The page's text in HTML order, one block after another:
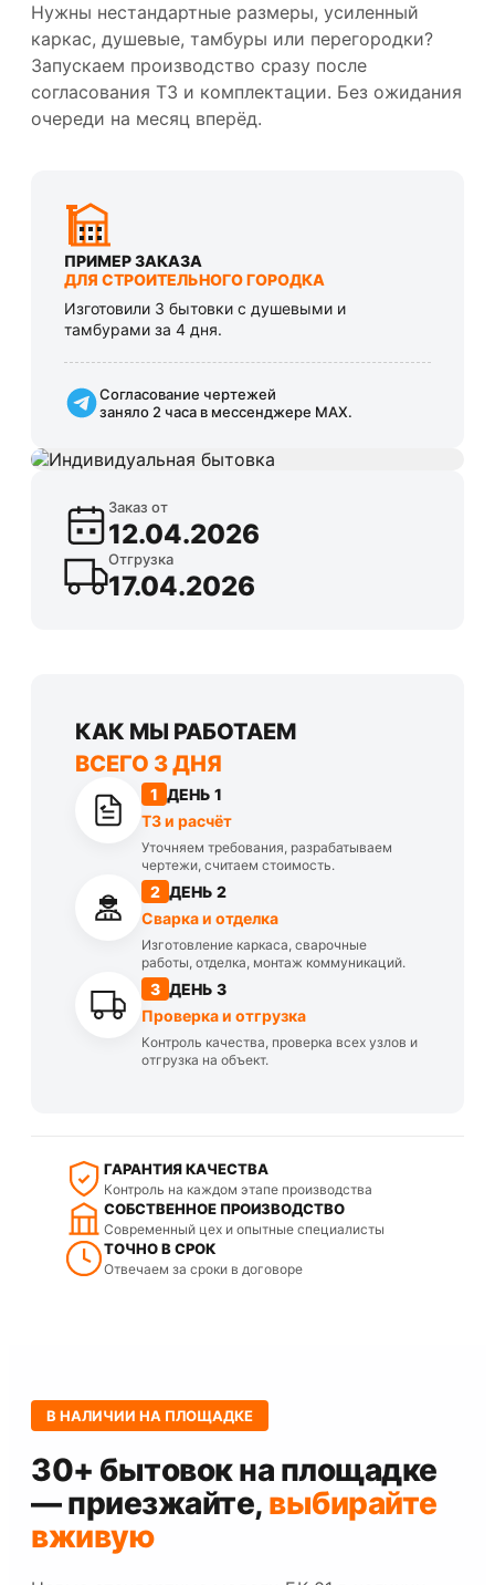
Нужны нестандартные размеры, усиленный
каркас, душевые, тамбуры или перегородки?
Запускаем производство сразу после
согласования ТЗ и комплектации. Без ожидания
очереди на месяц вперёд.
ПРИМЕР ЗАКАЗА
ДЛЯ СТРОИТЕЛЬНОГО ГОРОДКА
Изготовили 3 бытовки с душевыми и
тамбурами за 4 дня.
Согласование чертежей
заняло 2 часа в мессенджере MAX.
Заказ от
12.04.2026
Отгрузка
17.04.2026
КАК МЫ РАБОТАЕМ
ВСЕГО 3 ДНЯ
1 ДЕНЬ 1
ТЗ и расчёт
Уточняем требования, разрабатываем
чертежи, считаем стоимость.
2 ДЕНЬ 2
Сварка и отделка
Изготовление каркаса, сварочные
работы, отделка, монтаж коммуникаций.
3 ДЕНЬ 3
Проверка и отгрузка
Контроль качества, проверка всех узлов и
отгрузка на объект.
ГАРАНТИЯ КАЧЕСТВА
Контроль на каждом этапе производства
СОБСТВЕННОЕ ПРОИЗВОДСТВО
Современный цех и опытные специалисты
ТОЧНО В СРОК
Отвечаем за сроки в договоре
В НАЛИЧИИ НА ПЛОЩАДКЕ
30+ бытовок на площадке
— приезжайте, выбирайте
вживую